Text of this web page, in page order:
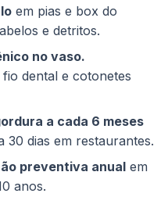
em pias e box do
e detritos.
no vaso.
dental e cotonetes
a cada 6 meses
30 dias em restaurantes.
preventiva anual em
anos.